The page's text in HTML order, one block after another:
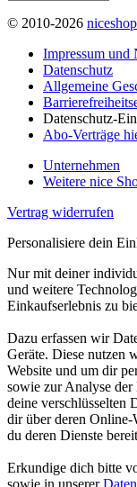
© 2010-2026
Impressum und
Datenschutz
Allgemeine
Datenschutz-
Abo-Verträge
Unternehmen
Weitere nice
Vertrag widerrufen
Personalisiere dein
Nur mit deiner
und weitere
Einkaufserlebnis zu
Dazu erfassen wir
Geräte. Diese nutzen
Website und um dir
sowie zur Analyse
deine verschlüsselten
dir über deren Online-
du deren Dienste
Erkundige dich bitte
sowie in unserer